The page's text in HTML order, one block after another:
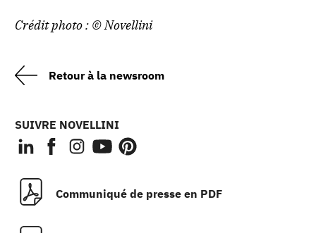
Crédit photo : © Novellini
Retour à la newsroom
SUIVRE NOVELLINI
Communiqué de presse en PDF